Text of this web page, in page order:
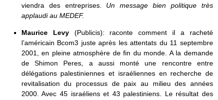
viendra des entreprises. Un message bien politique très
applaudi au MEDEF.
Maurice Levy (Publicis): raconte comment il a racheté
l’américain Bcom3 juste après les attentats du 11 septembre
2001, en pleine atmosphère de fin du monde. A la demande
de Shimon Peres, a aussi monté une rencontre entre
délégations palestiniennes et israéliennes en recherche de
revitalisation du processus de paix au milieu des années
2000. Avec 45 israéliens et 43 palestiniens. Le résultat des